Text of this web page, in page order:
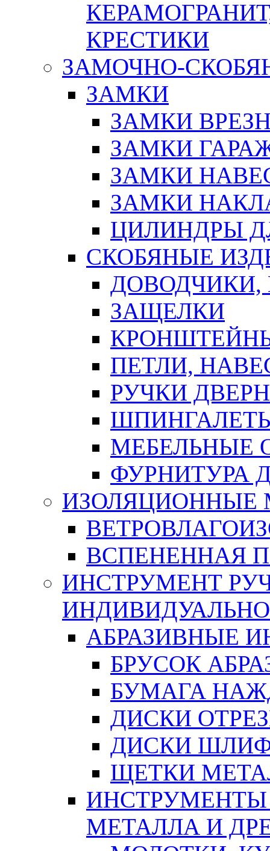
КРЕСТИКИ
ЗАМОЧНО-
ЗАМКИ
ЗАМКИ
ЗАМКИ
ЗАМКИ
ЗАМКИ
ЦИЛИНДРЫ
СКОБЯНЫЕ
ЗАЩЕЛКИ
ПЕТЛИ,
РУЧКИ
МЕБЕЛЬНЫЕ
ФУРНИТУРА
ИЗОЛЯЦИОННЫЕ
ВСПЕНЕННАЯ
ИНСТРУМЕНТ
АБРАЗИВНЫЕ
БРУСОК
БУМАГА
ДИСКИ
ДИСКИ
ЩЕТКИ
ИНСТРУМЕНТЫ
МЕТАЛЛА И